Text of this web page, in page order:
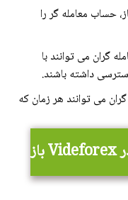
حساب معامله گر را
گران می توانند با
داشته باشند.
می توانند هر زمان که
یک حساب آزمایشی رایگان در Videforex باز